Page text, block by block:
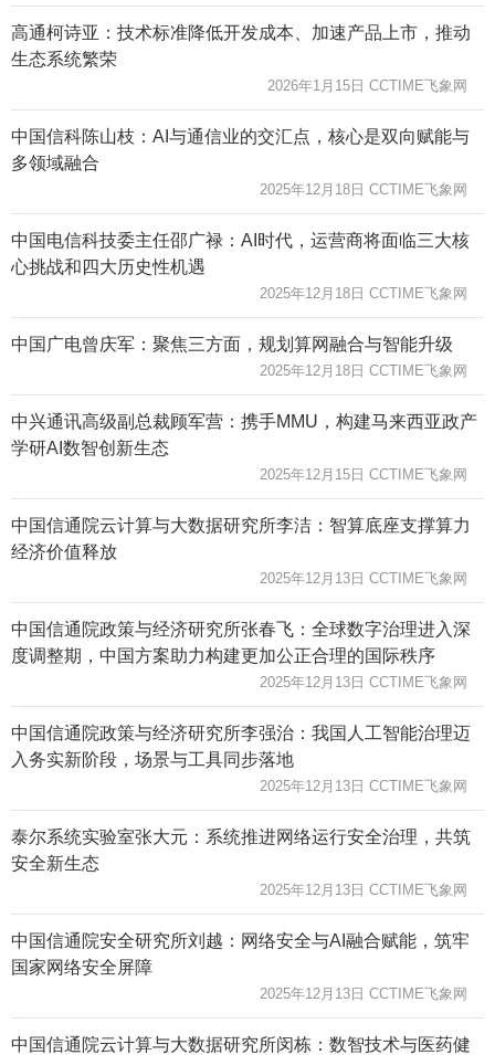
高通柯诗亚：技术标准降低开发成本、加速产品上市，推动
生态系统繁荣
2026年1月15日 CCTIME飞象网
中国信科陈山枝：AI与通信业的交汇点，核心是双向赋能与
多领域融合
2025年12月18日 CCTIME飞象网
中国电信科技委主任邵广禄：AI时代，运营商将面临三大核
心挑战和四大历史性机遇
2025年12月18日 CCTIME飞象网
中国广电曾庆军：聚焦三方面，规划算网融合与智能升级
2025年12月18日 CCTIME飞象网
中兴通讯高级副总裁顾军营：携手MMU，构建马来西亚政产
学研AI数智创新生态
2025年12月15日 CCTIME飞象网
中国信通院云计算与大数据研究所李洁：智算底座支撑算力
经济价值释放
2025年12月13日 CCTIME飞象网
中国信通院政策与经济研究所张春飞：全球数字治理进入深
度调整期，中国方案助力构建更加公正合理的国际秩序
2025年12月13日 CCTIME飞象网
中国信通院政策与经济研究所李强治：我国人工智能治理迈
入务实新阶段，场景与工具同步落地
2025年12月13日 CCTIME飞象网
泰尔系统实验室张大元：系统推进网络运行安全治理，共筑
安全新生态
2025年12月13日 CCTIME飞象网
中国信通院安全研究所刘越：网络安全与AI融合赋能，筑牢
国家网络安全屏障
2025年12月13日 CCTIME飞象网
中国信通院云计算与大数据研究所闵栋：数智技术与医药健